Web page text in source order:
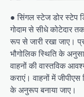
● सिंगल स्टेज डोर स्टेप
गोदाम से सीधे कोटेदार
रूप से जारी रखा जाए।
भौगोलिक स्थिति के
वाहनों की वास्तविक
कराएं। वाहनों में
के अनुरूप बनाया जाए।